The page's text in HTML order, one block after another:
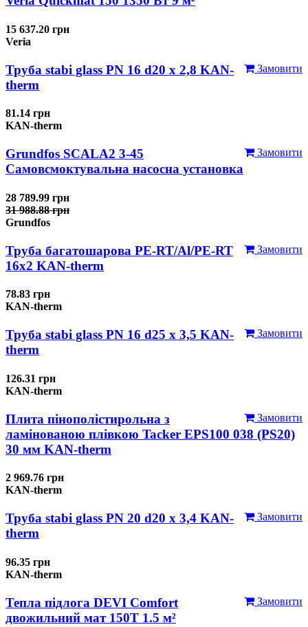
15 637.20 грн
Veria
Замовити
Труба stabi glass PN 16 d20 х 2,8 KAN-
therm
81.14 грн
KAN-therm
Замовити
Grundfos SCALA2 3-45
Самовсмоктувальна насосна установка
28 789.99 грн
31 988.88 грн
Grundfos
Замовити
Труба багатошарова PE-RT/Al/PE-RT
16x2 KAN-therm
78.83 грн
KAN-therm
Замовити
Труба stabi glass PN 16 d25 х 3,5 KAN-
therm
126.31 грн
KAN-therm
Замовити
Плита пінополістирольна з
ламінованою плівкою Tacker EPS100 038 (PS20)
30 мм KAN-therm
2 969.76 грн
KAN-therm
Замовити
Труба stabi glass PN 20 d20 х 3,4 KAN-
therm
96.35 грн
KAN-therm
Замовити
Тепла підлога DEVI Comfort
двожильний мат 150T 1.5 м²